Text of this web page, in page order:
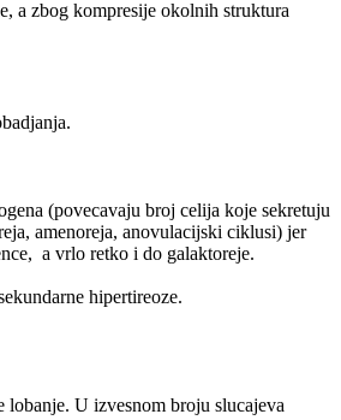
a zbog kompresije okolnih struktura
(povecavaju broj celija koje sekretuju
amenoreja, anovulacijski ciklusi) jer
a vrlo retko i do galaktoreje.
sekundarne hipertireoze.
lobanje. U izvesnom broju slucajeva